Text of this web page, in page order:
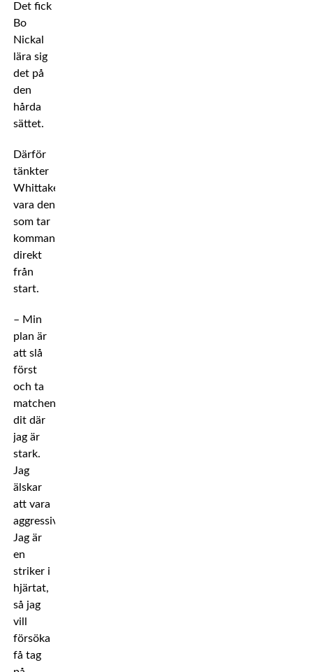
Det fick
Bo
Nickal
lära sig
det på
den
hårda
sättet.
Därför
tänkter
Whittaker
vara den
som tar
kommandot
direkt
från
start.
– Min
plan är
att slå
först
och ta
matchen
dit där
jag är
stark.
Jag
älskar
att vara
aggressiv.
Jag är
en
striker i
hjärtat,
så jag
vill
försöka
få tag